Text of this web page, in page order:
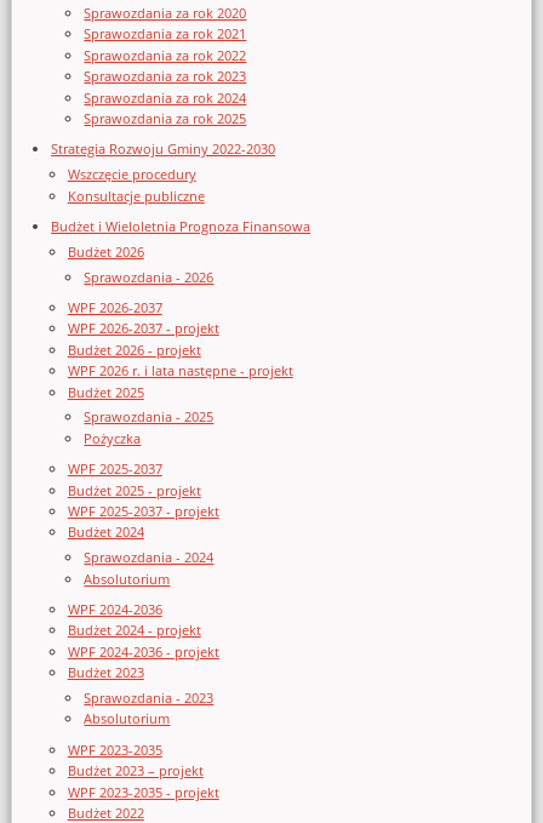
Sprawozdania za rok 2020
Sprawozdania za rok 2021
Sprawozdania za rok 2022
Sprawozdania za rok 2023
Sprawozdania za rok 2024
Sprawozdania za rok 2025
Strategia Rozwoju Gminy 2022-2030
Wszczęcie procedury
Konsultacje publiczne
Budżet i Wieloletnia Prognoza Finansowa
Budżet 2026
Sprawozdania - 2026
WPF 2026-2037
WPF 2026-2037 - projekt
Budżet 2026 - projekt
WPF 2026 r. i lata następne - projekt
Budżet 2025
Sprawozdania - 2025
Pożyczka
WPF 2025-2037
Budżet 2025 - projekt
WPF 2025-2037 - projekt
Budżet 2024
Sprawozdania - 2024
Absolutorium
WPF 2024-2036
Budżet 2024 - projekt
WPF 2024-2036 - projekt
Budżet 2023
Sprawozdania - 2023
Absolutorium
WPF 2023-2035
Budżet 2023 – projekt
WPF 2023-2035 - projekt
Budżet 2022